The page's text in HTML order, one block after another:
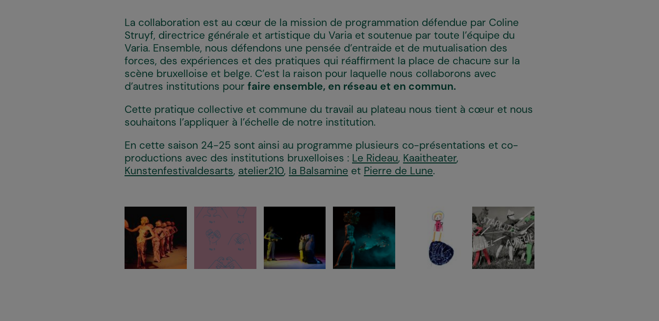
La collaboration est au cœur de la mission de programmation défendue par Coline
Struyf, directrice générale et artistique du Varia et soutenue par toute l’équipe du
Varia. Ensemble, nous défendons une pensée d’entraide et de mutualisation des
forces, des expériences et des pratiques qui réaffirment la place de chacun·e sur la
scène bruxelloise et belge. C’est la raison pour laquelle nous collaborons avec
d’autres institutions pour faire ensemble, en réseau et en commun.
Cette pratique collective et commune du travail au plateau nous tient à cœur et nous
souhaitons l’appliquer à l’échelle de notre institution.
En cette saison 24-25 sont ainsi au programme plusieurs co-présentations et co-
productions avec des institutions bruxelloises : Le Rideau, Kaaitheater,
Kunstenfestivaldesarts, atelier210, la Balsamine et Pierre de Lune.